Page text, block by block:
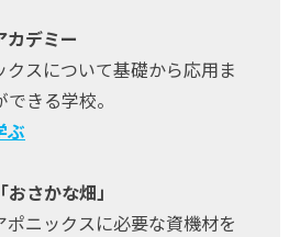
カデミー
クスについて基礎から応用ま
きる学校。
ぶ
さかな畑」
ニックスに必要な資機材を